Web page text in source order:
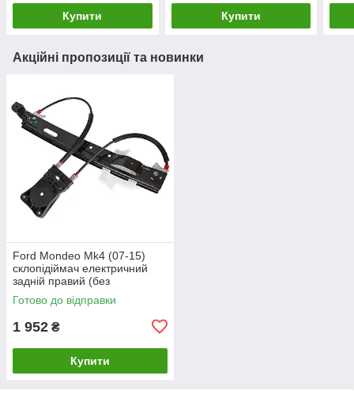
Купити Купити
Акційні пропозиції та новинки
Ford Mondeo Mk4 (07-15)
склопідіймач електричний
задній правий (без
моторчика) 7S71A27000BG,
Форд Мондео 4
Готово до відправки
1 952 ₴
Купити